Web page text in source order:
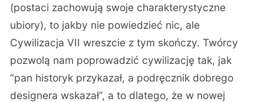
(postaci zachowują swoje charakterystyczne
ubiory), to jakby nie powiedzieć nic, ale
Cywilizacja VII wreszcie z tym skończy. Twórcy
pozwolą nam poprowadzić cywilizację tak, jak
“pan historyk przykazał, a podręcznik dobrego
designera wskazał”, a to dlatego, że w nowej